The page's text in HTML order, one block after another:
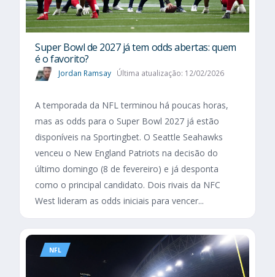
Super Bowl de 2027 já tem odds abertas: quem
é o favorito?
Jordan Ramsay Última atualização: 12/02/2026
A temporada da NFL terminou há poucas horas,
mas as odds para o Super Bowl 2027 já estão
disponíveis na Sportingbet. O Seattle Seahawks
venceu o New England Patriots na decisão do
último domingo (8 de fevereiro) e já desponta
como o principal candidato. Dois rivais da NFC
West lideram as odds iniciais para vencer...
NFL